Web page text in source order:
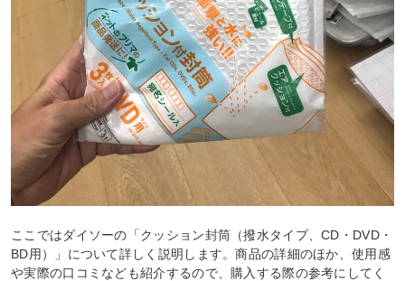
ここではダイソーの「クッション封筒（撥水タイプ、CD・DVD・
BD用）」について詳しく説明します。商品の詳細のほか、使用感
や実際の口コミなども紹介するので、購入する際の参考にしてく